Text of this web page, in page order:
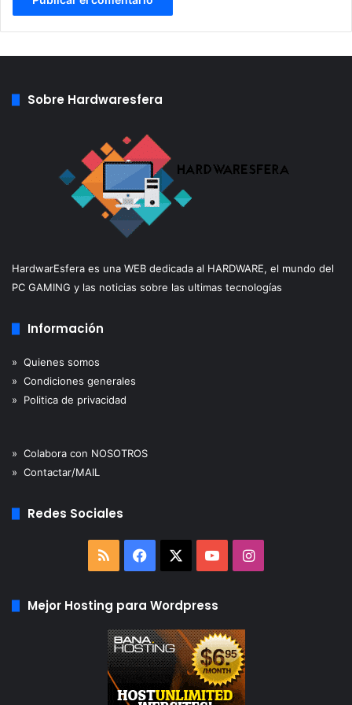
Sobre Hardwaresfera
HardwarEsfera es una WEB dedicada al HARDWARE, el mundo del
PC GAMING y las noticias sobre las ultimas tecnologías
Información
» Quienes somos
» Condiciones generales
» Politica de privacidad
» Colabora con NOSOTROS
» Contactar/MAIL
Redes Sociales
RSS Facebook YouTubeInstagram
Mejor Hosting para Wordpress